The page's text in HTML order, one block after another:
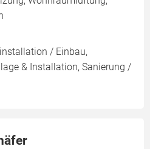
/ Einbau,
& Installation, Sanierung /